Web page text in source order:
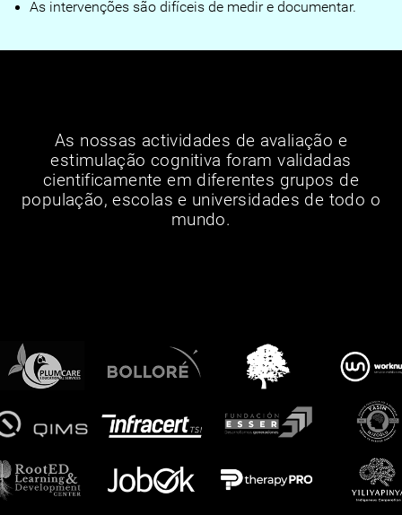
As intervenções são difíceis de medir e documentar.
As nossas actividades de avaliação e
estimulação cognitiva foram validadas
cientificamente em diferentes grupos de
população, escolas e universidades de todo o
mundo.